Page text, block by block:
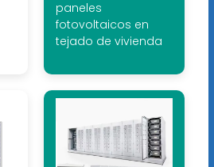
paneles
fotovoltaicos en
tejado de vivienda